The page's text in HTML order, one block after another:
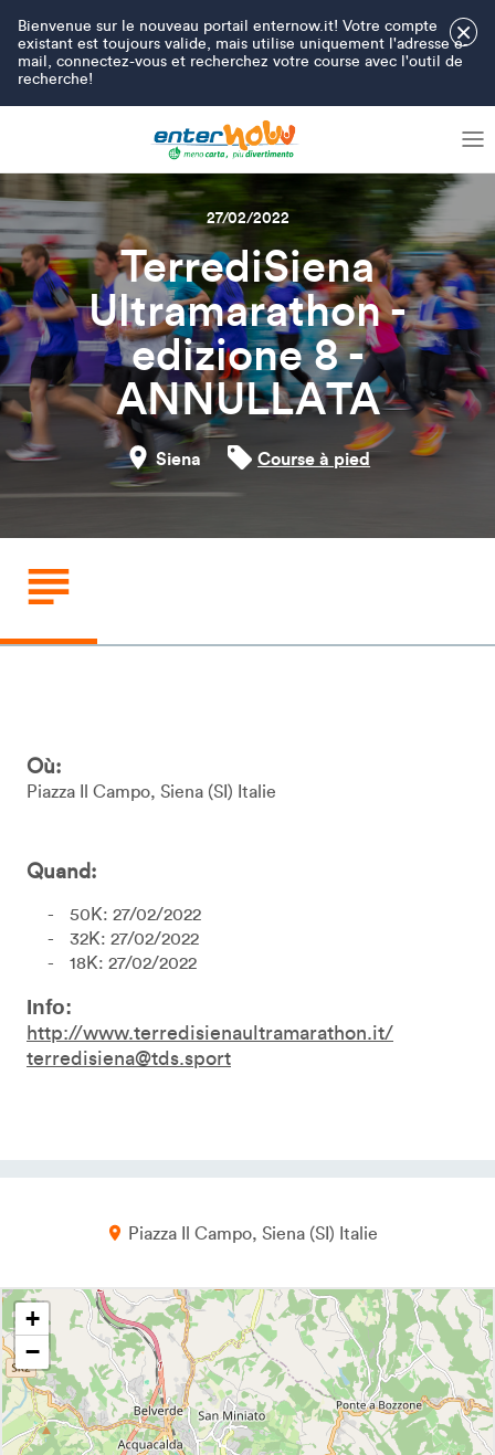
×
Bienvenue sur le nouveau portail enternow.it! Votre compte
existant est toujours valide, mais utilise uniquement l'adresse e-
mail, connectez-vous et recherchez votre course avec l'outil de
recherche!
27/02/2022
TerrediSiena
Ultramarathon -
edizione 8 -
ANNULLATA
Siena Course à pied
Où:
Piazza Il Campo Siena SI Italie
Quand:
50K: 27/02/2022
32K: 27/02/2022
18K: 27/02/2022
Info:
http://www.terredisienaultramarathon.it/
terredisiena@tds.sport
Piazza Il Campo Siena SI Italie
+
−